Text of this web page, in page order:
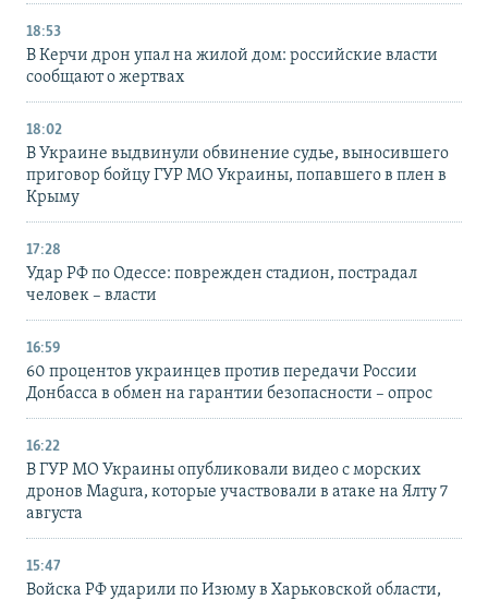
18:53
В Керчи дрон упал на жилой дом: российские власти
сообщают о жертвах
18:02
В Украине выдвинули обвинение судье, выносившего
приговор бойцу ГУР МО Украины, попавшего в плен в
Крыму
17:28
Удар РФ по Одессе: поврежден стадион, пострадал
человек – власти
16:59
60 процентов украинцев против передачи России
Донбасса в обмен на гарантии безопасности – опрос
16:22
В ГУР МО Украины опубликовали видео с морских
дронов Magura, которые участвовали в атаке на Ялту 7
августа
15:47
Войска РФ ударили по Изюму в Харьковской области,